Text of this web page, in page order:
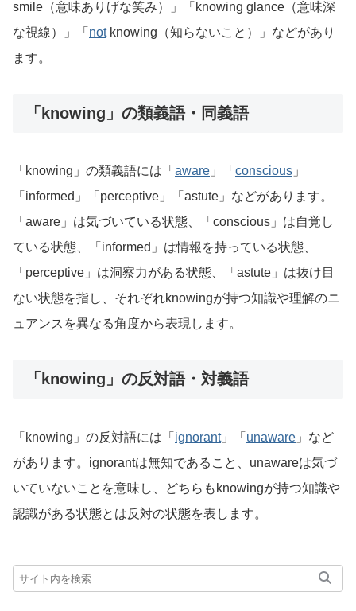
smile（意味ありげな笑み）」「knowing glance（意味深
な視線）」「 notknowing（知らないこと）」などがあり
ます。
「knowing」の類義語・同義語
「knowing」の類義語には「 aware 」「 conscious 」
「informed」「perceptive」「astute」などがあります。
「aware」は気づいている状態、「conscious」は自覚し
ている状態、「informed」は情報を持っている状態、
「perceptive」は洞察力がある状態、「astute」は抜け目
ない状態を指し、それぞれknowingが持つ知識や理解のニ
ュアンスを異なる角度から表現します。
「knowing」の反対語・対義語
「knowing」の反対語には「 ignorant」「 unaware 」など
があります。ignorantは無知であること、unawareは気づ
いていないことを意味し、どちらもknowingが持つ知識や
認識がある状態とは反対の状態を表します。